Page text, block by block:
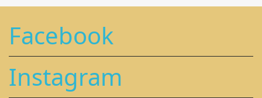
Facebook
Instagram